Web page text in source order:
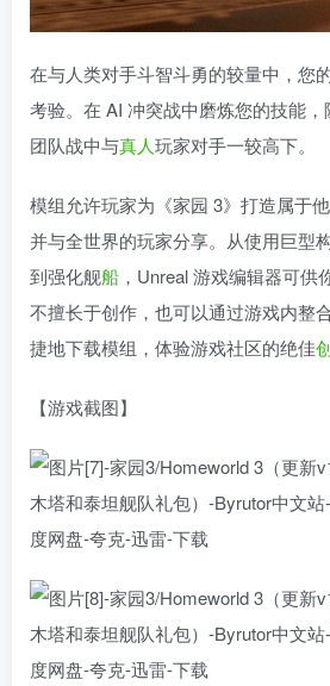
在与人类对手斗智斗勇的较量中，您
考验。在 AI 冲突战中磨炼您的技能，
团队战中与真人玩家对手一较高下。
模组允许玩家为《家园 3》打造属于
并与全世界的玩家分享。从使用巨型
到强化舰船 ，Unreal 游戏编辑器可
不擅长于创作，也可以通过游戏内整
捷地下载模组，体验游戏社区的绝佳
【游戏截图】